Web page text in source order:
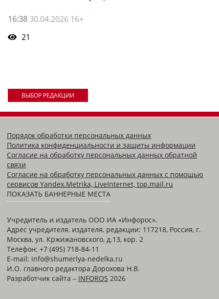
16:38 30.04.2026 16+
21
ВЫБОР РЕДАКЦИИ
Порядок обработки персональных данных
Политика конфиденциальности и защиты информации
Согласие на обработку персональных данных обратной
связи
Согласие на обработку персональных данных с помощью
сервисов Yandex.Metrika, LiveInternet, top.mail.ru
ПОКАЗАТЬ БАННЕРНЫЕ МЕСТА
Учредитель и издатель ООО ИА «Инфорос».
Адрес учредителя, издателя, редакции: 117218, Россия, г.
Москва, ул. Кржижановского, д.13, кор. 2
Телефон: +7 (495) 718-84-11
E-mail: info@shumerlya-nedelka.ru
И.О. главного редактора Дорохова Н.В.
Разработчик сайта – INFOROS 2026